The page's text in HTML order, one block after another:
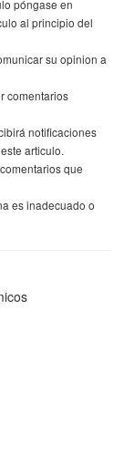
póngase en
al principio del
su opinion a
comentarios
notificaciones
articulo.
que
es inadecuado o